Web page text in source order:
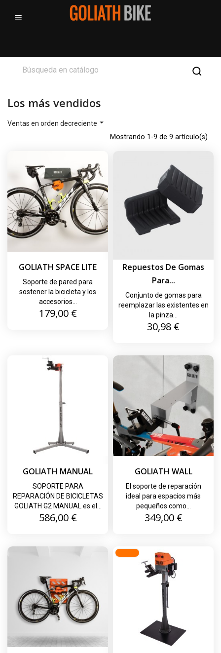

Los más vendidos
Ventas en orden decreciente 
Mostrando 1-9 de 9 artículo(s)
GOLIATH SPACE LITE
Soporte de pared para
sostener la bicicleta y los
accesorios...
Precio
179,00 €
Repuestos De Gomas
Para...
Conjunto de gomas para
reemplazar las existentes en
la pinza...
Precio
30,98 €
GOLIATH MANUAL
SOPORTE PARA
REPARACIÓN DE BICICLETAS
GOLIATH G2 MANUAL es el...
Precio
586,00 €
GOLIATH WALL
El soporte de reparación
ideal para espacios más
pequeños como...
Precio
349,00 €